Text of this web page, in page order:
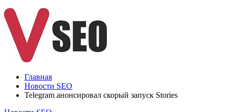
Главная
Новости SEO
Telegram анонсировал скорый запуск Stories